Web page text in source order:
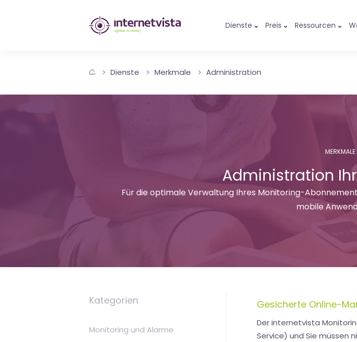
internetvista
-
Diensten
Uptime
Money
Dienste Preis Ressourcen
Dienste Merkmale Administration
MERKMALE
Administration
Für die optimale Verwaltung Ihres Monitoring-
mobile
Kategorien
Monitoring und Alarme
Gesicherte Online-
Der internetvista
Service) und Sie müssen